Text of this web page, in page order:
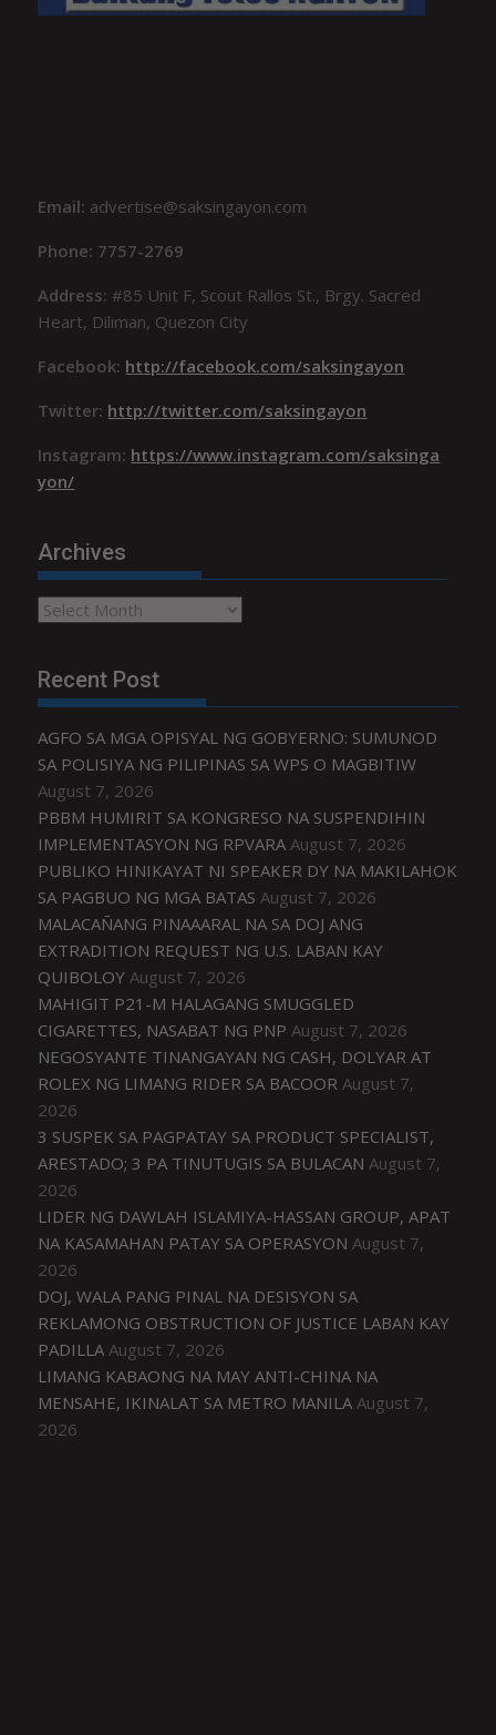
Email: advertise@saksingayon.com
Phone: 7757-2769
Address:#85 Unit F, Scout Rallos St., Brgy. Sacred
Heart, Diliman, Quezon City
Facebook: http://facebook.com/saksingayon
Twitter: http://twitter.com/saksingayon
Instagram: https://www.instagram.com/saksinga
yon/
Archives
Archives
Recent Post
AGFO SA MGA OPISYAL NG GOBYERNO: SUMUNOD
SA POLISIYA NG PILIPINAS SA WPS O MAGBITIW
August 7, 2026
PBBM HUMIRIT SA KONGRESO NA SUSPENDIHIN
IMPLEMENTASYON NG RPVARA August 7, 2026
PUBLIKO HINIKAYAT NI SPEAKER DY NA MAKILAHOK
SA PAGBUO NG MGA BATAS August 7, 2026
MALACAÑANG PINAAARAL NA SA DOJ ANG
EXTRADITION REQUEST NG U.S. LABAN KAY
QUIBOLOY August 7, 2026
MAHIGIT P21-M HALAGANG SMUGGLED
CIGARETTES, NASABAT NG PNP August 7, 2026
NEGOSYANTE TINANGAYAN NG CASH, DOLYAR AT
ROLEX NG LIMANG RIDER SA BACOOR August 7,
2026
3 SUSPEK SA PAGPATAY SA PRODUCT SPECIALIST,
ARESTADO; 3 PA TINUTUGIS SA BULACAN August 7,
2026
LIDER NG DAWLAH ISLAMIYA-HASSAN GROUP, APAT
NA KASAMAHAN PATAY SA OPERASYON August 7,
2026
DOJ, WALA PANG PINAL NA DESISYON SA
REKLAMONG OBSTRUCTION OF JUSTICE LABAN KAY
PADILLA August 7, 2026
LIMANG KABAONG NA MAY ANTI-CHINA NA
MENSAHE, IKINALAT SA METRO MANILA August 7,
2026